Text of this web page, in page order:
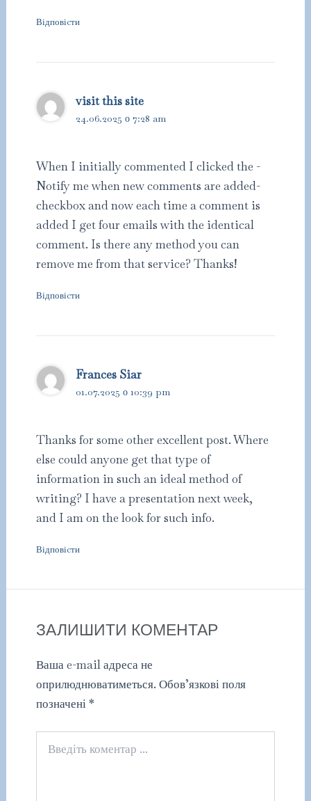
Відповіcти
visit this site
24.06.2025 о 7:28 am
When I initially commented I clicked the -
Notify me when new comments are added-
checkbox and now each time a comment is
added I get four emails with the identical
comment. Is there any method you can
remove me from that service? Thanks!
Відповіcти
Frances Siar
01.07.2025 о 10:39 pm
Thanks for some other excellent post. Where
else could anyone get that type of
information in such an ideal method of
writing? I have a presentation next week,
and I am on the look for such info.
Відповіcти
ЗАЛИШИТИ КОМЕНТАР
Ваша e-mail адреса не
оприлюднюватиметься. Обов’язкові поля
позначені*
коментар